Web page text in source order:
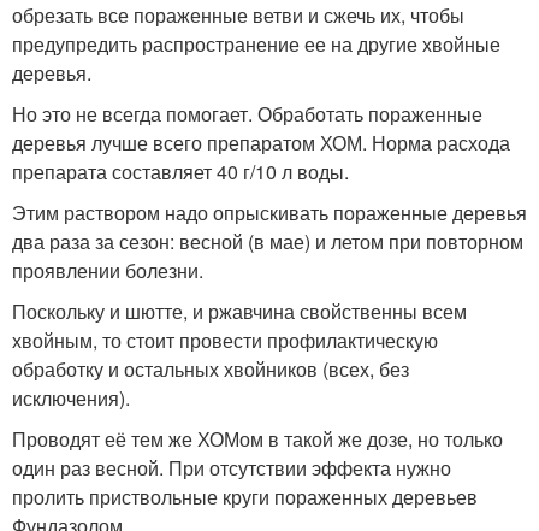
обрезать все пораженные ветви и сжечь их, чтобы
предупредить распространение ее на другие хвойные
деревья.
Но это не всегда помогает. Обработать пораженные
деревья лучше всего препаратом ХОМ. Норма расхода
препарата составляет 40 г/10 л воды.
Этим раствором надо опрыскивать пораженные деревья
два раза за сезон: весной (в мае) и летом при повторном
проявлении болезни.
Поскольку и шютте, и ржавчина свойственны всем
хвойным, то стоит провести профилактическую
обработку и остальных хвойников (всех, без
исключения).
Проводят её тем же ХОМом в такой же дозе, но только
один раз весной. При отсутствии эффекта нужно
пролить приствольные круги пораженных деревьев